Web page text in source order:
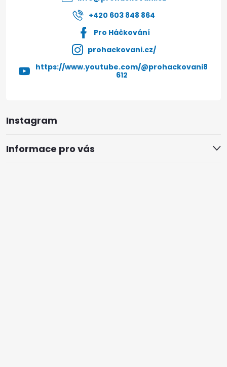
Instagram
Informace pro vás
+420 603 848 864
Pro Háčkování
prohackovani.cz/
https://www.youtube.com/@prohackovani8
612